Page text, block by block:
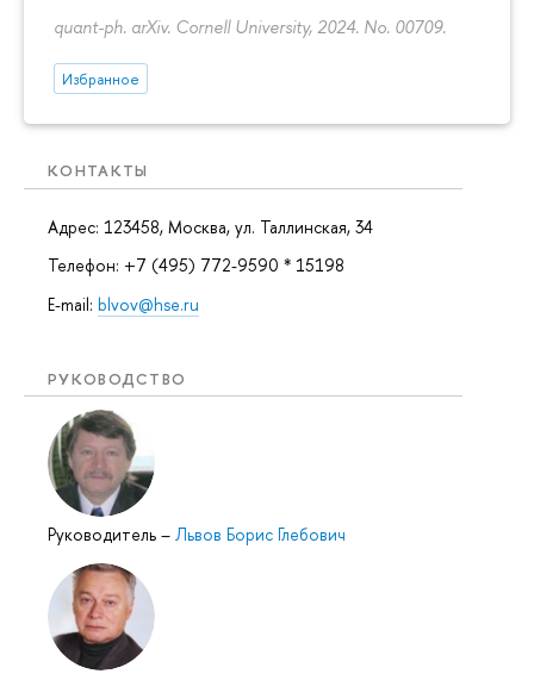
quant-ph. arXiv. Cornell University, 2024. No. 00709.
Избранное
КОНТАКТЫ
Адрес: 123458, Москва, ул. Таллинская, 34
Телефон: +7 (495) 772-9590 * 15198
E-mail: blvov@hse.ru
РУКОВОДСТВО
Руководитель – Львов Борис Глебович